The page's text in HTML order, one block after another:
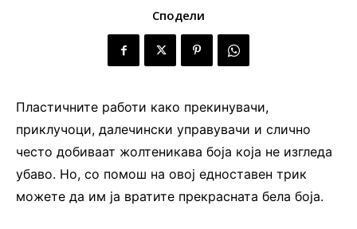
Сподели
Пластичните работи како прекинувачи,
приклучоци, далечински управувачи и слично
често добиваат жолтеникава боја која не изгледа
убаво. Но, со помош на овој едноставен трик
можете да им ја вратите прекрасната бела боја.